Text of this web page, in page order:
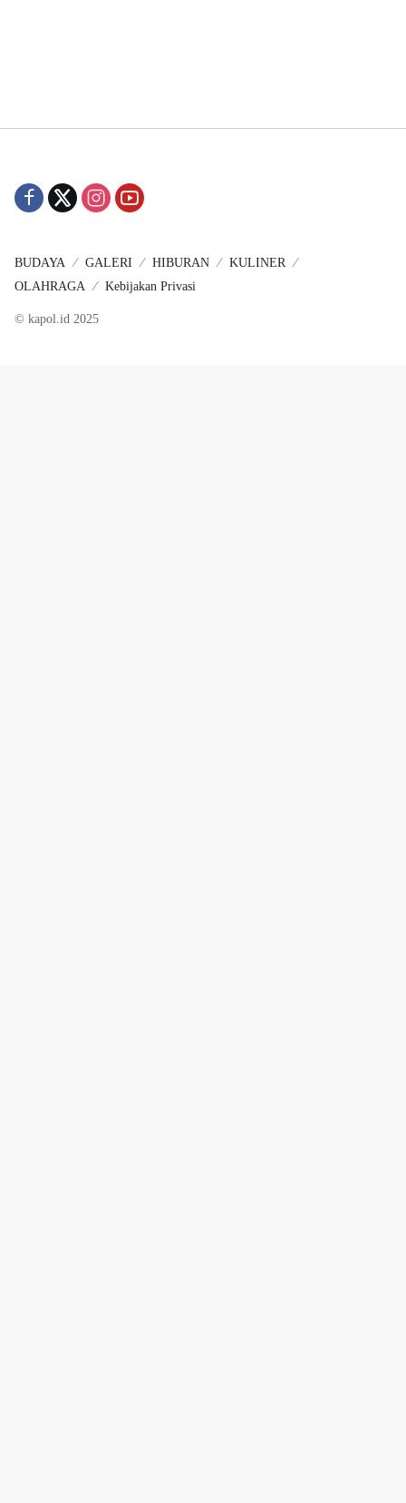
BUDAYA GALERI HIBURAN
KULINER
OLAHRAGA
Kebijakan Privasi
© kapol.id 2025